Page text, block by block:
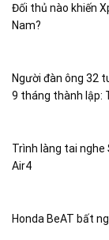
Đối thủ nào khiến
Nam?
Người đàn ông 32
9 tháng thành lập:
Trình làng tai nghe
Air4
Honda BeAT bất